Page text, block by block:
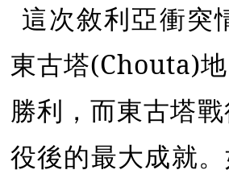
這次敘利亞衝突
東古塔(Chouta)
勝利，而東古塔
役後的最大成就